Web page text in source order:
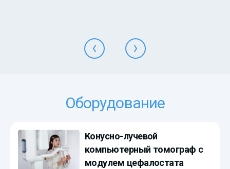
Оборудование
Конусно-лучевой
компьютерный томограф с
модулем цефалостата